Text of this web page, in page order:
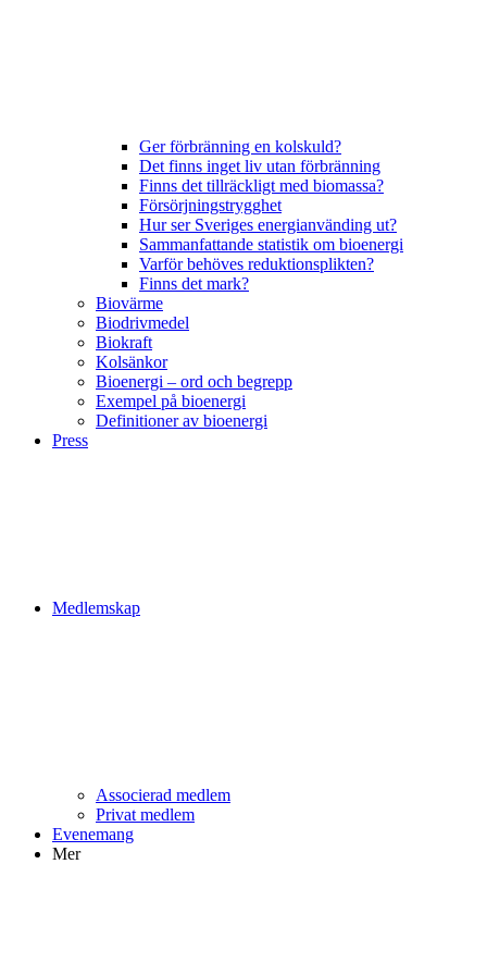
Ger förbränning en kolskuld?
Det finns inget liv utan förbränning
Finns det tillräckligt med biomassa?
Försörjningstrygghet
Hur ser Sveriges energianvänding ut?
Sammanfattande statistik om bioenergi
Varför behöves reduktionsplikten?
Finns det mark?
Biovärme
Biodrivmedel
Biokraft
Kolsänkor
Bioenergi – ord och begrepp
Exempel på bioenergi
Definitioner av bioenergi
Press
Medlemskap
Associerad medlem
Privat medlem
Evenemang
Mer